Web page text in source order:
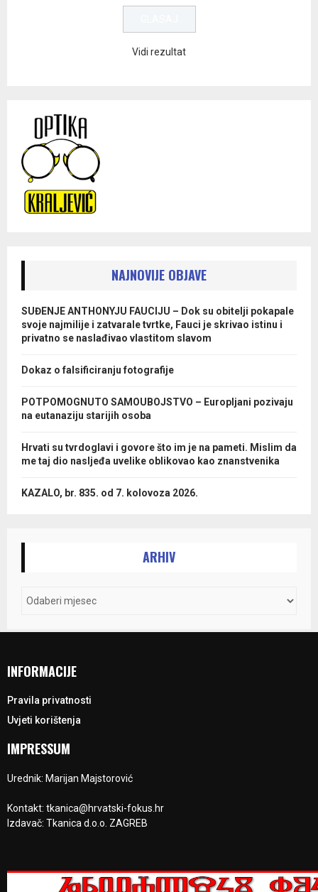
Vidi rezultat
NAJNOVIJE OBJAVE
SUĐENJE ANTHONYJU FAUCIJU – Dok su obitelji pokapale
svoje najmilije i zatvarale tvrtke, Fauci je skrivao istinu i
privatno se naslađivao vlastitom slavom
Dokaz o falsificiranju fotografije
POTPOMOGNUTO SAMOUBOJSTVO – Europljani pozivaju
na eutanaziju starijih osoba
Hrvati su tvrdoglavi i govore što im je na pameti. Mislim da
me taj dio nasljeđa uvelike oblikovao kao znanstvenika
KAZALO, br. 835. od 7. kolovoza 2026.
ARHIV
INFORMACIJE
Pravila privatnosti
Uvjeti korištenja
IMPRESSUM
Urednik: Marijan Majstorović
Kontakt: tkanica@hrvatski-fokus.hr
Izdavač: Tkanica d.o.o. ZAGREB